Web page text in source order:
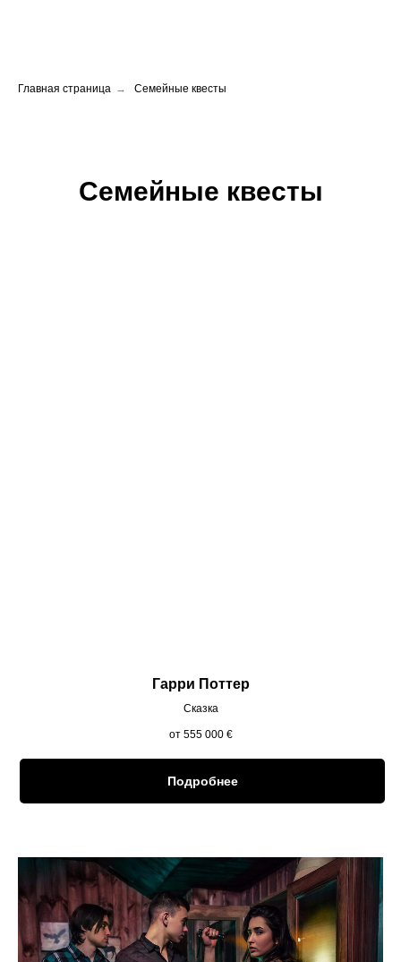
Главная страница → Семейные квесты
Семейные квесты
Гарри Поттер
Сказка
от 555 000 €
Подробнее